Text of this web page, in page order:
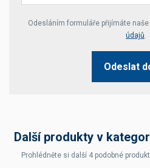
Your website *
Odesláním formuláře přijímáte naše
údajů.
Odeslat
Další produkty v
Prohlédněte si další 4 podobné